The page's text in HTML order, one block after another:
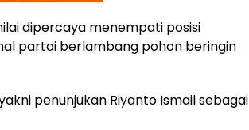
dipercaya menempati posisi
partai berlambang pohon beringin
penunjukan Riyanto Ismail sebagai